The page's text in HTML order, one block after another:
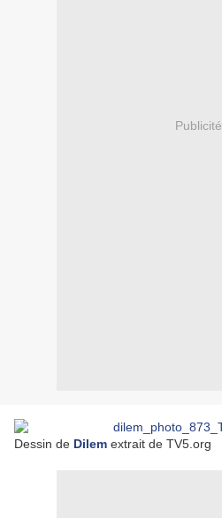
Publicité
Dessin de Dilem extrait de TV5.org